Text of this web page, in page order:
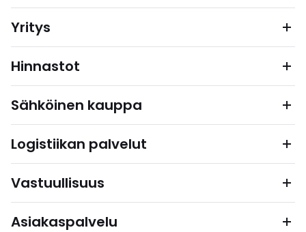
Yritys
Hinnastot
Sähköinen kauppa
Logistiikan palvelut
Vastuullisuus
Asiakaspalvelu